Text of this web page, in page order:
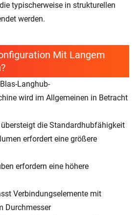
typischerweise in strukturellen
werden.
Mit Langem
Langhub-
wird im Allgemeinen in Betracht
die Standardhubfähigkeit
erfordert eine größere
erfordern eine höhere
Verbindungselemente mit
Durchmesser